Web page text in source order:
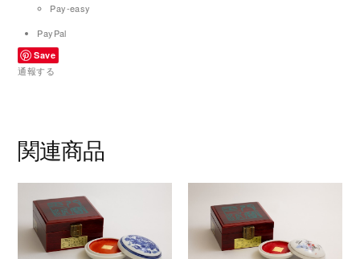
Pay-easy
PayPal
Save
通報する
関連商品